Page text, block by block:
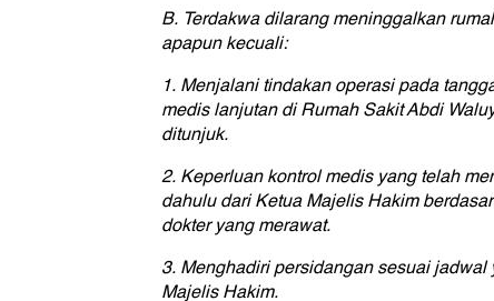
B. Terdakwa dilarang meninggalkan
apapun kecuali:
1. Menjalani tindakan operasi pada
medis lanjutan di Rumah Sakit Abdi
ditunjuk.
2. Keperluan kontrol medis yang telah
dahulu dari Ketua Majelis Hakim
dokter yang merawat.
3. Menghadiri persidangan sesuai
Majelis Hakim.